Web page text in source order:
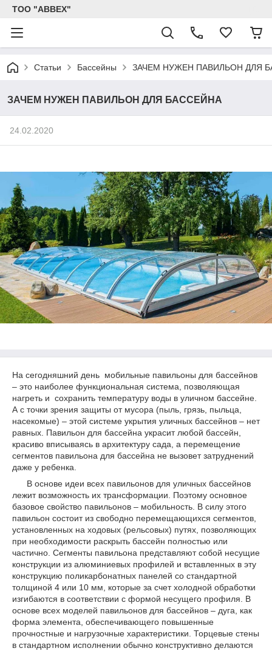
ТОО "ABBEX"
Статьи Бассейны ЗАЧЕМ НУЖЕН ПАВИЛЬОН ДЛЯ
ЗАЧЕМ НУЖЕН ПАВИЛЬОН ДЛЯ БАССЕЙНА
24.02.2020
На сегодняшний день мобильные павильоны для бассейнов
– это наиболее функциональная система, позволяющая
нагреть и сохранить температуру воды в уличном бассейне.
А с точки зрения защиты от мусора (пыль, грязь, пыльца,
насекомые) – этой системе укрытия уличных бассейнов – нет
равных. Павильон для бассейна украсит любой бассейн,
красиво вписываясь в архитектуру сада, а перемещение
сегментов павильона для бассейна не вызовет затруднений
даже у ребенка.
В основе идеи всех павильонов для уличных бассейнов
лежит возможность их трансформации. Поэтому основное
базовое свойство павильонов – мобильность. В силу этого
павильон состоит из свободно перемещающихся сегментов,
установленных на ходовых (рельсовых) путях, позволяющих
при необходимости раскрыть бассейн полностью или
частично. Сегменты павильона представляют собой несущие
конструкции из алюминиевых профилей и вставленных в эту
конструкцию поликарбонатных панелей со стандартной
толщиной 4 или 10 мм, которые за счет холодной обработки
изгибаются в соответствии с формой несущего профиля. В
основе всех моделей павильонов для бассейнов – дуга, как
форма элемента, обеспечивающего повышенные
прочностные и нагрузочные характеристики. Торцевые стены
в стандартном исполнении обычно конструктивно делаются